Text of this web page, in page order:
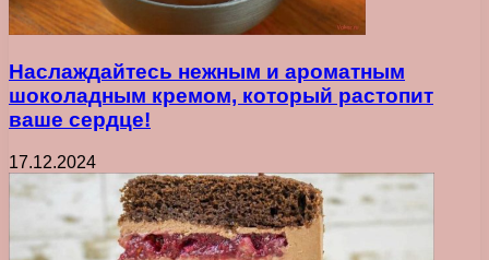
Наслаждайтесь нежным и ароматным
шоколадным кремом, который растопит
ваше сердце!
17.12.2024